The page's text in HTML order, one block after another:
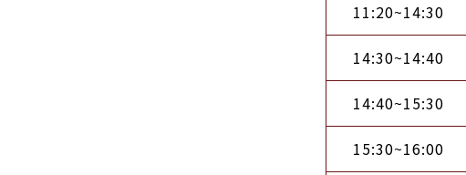
11:20~14:30
14:30~14:40
14:40~15:30
15:30~16:00